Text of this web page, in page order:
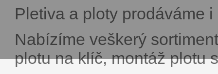
Pletiva a ploty prodáváme
Nabízíme veškerý
plotu na klíč, montáž plotu